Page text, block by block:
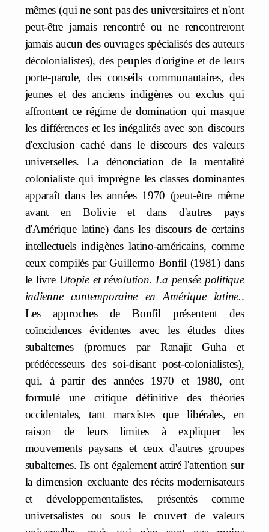
mêmes (qui ne sont pas des universitaires et n'ont
peut-être jamais rencontré ou ne rencontreront
jamais aucun des ouvrages spécialisés des auteurs
décolonialistes), des peuples d'origine et de leurs
porte-parole, des conseils communautaires, des
jeunes et des anciens indigènes ou exclus qui
affrontent ce régime de domination qui masque
les différences et les inégalités avec son discours
d'exclusion caché dans le discours des valeurs
universelles. La dénonciation de la mentalité
colonialiste qui imprègne les classes dominantes
apparaît dans les années 1970 (peut-être même
avant en Bolivie et dans d'autres pays
d'Amérique latine) dans les discours de certains
intellectuels indigènes latino-américains, comme
ceux compilés par Guillermo Bonfil (1981) dans
le livre Utopie et révolution. La pensée politique
indienne contemporaine en Amérique latine..
Les approches de Bonfil présentent des
coïncidences évidentes avec les études dites
subalternes (promues par Ranajit Guhaet
prédécesseurs des soi-disant post-colonialistes),
qui, à partir des années 1970 et 1980, ont
formulé une critique définitive des théories
occidentales, tant marxistes que libérales, en
raison de leurs limites à expliquer les
mouvements paysans et ceux d'autres groupes
subalternes. Ils ont également attiré l'attention sur
la dimension excluante des récits modernisateurs
et développementalistes, présentés comme
universalistes ou sous le couvert de valeurs